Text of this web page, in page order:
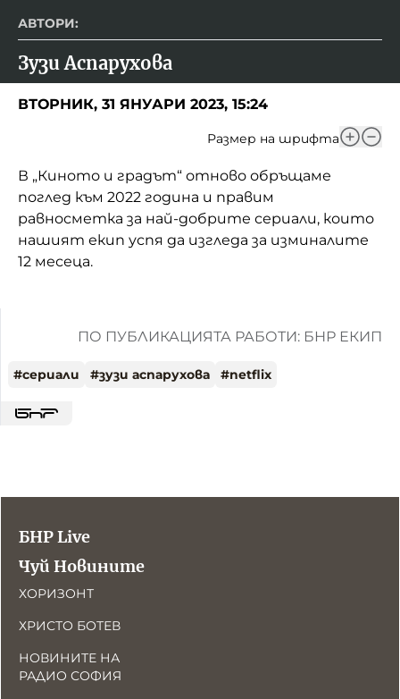
АВТОРИ:
Зузи Аспарухова
ВТОРНИК, 31 ЯНУАРИ 2023, 15:24
Размер на шрифта
В „Киното и градът“ отново обръщаме
поглед към 2022 година и правим
равносметка за най-добрите сериали, които
нашият екип успя да изгледа за изминалите
12 месеца.
ПО ПУБЛИКАЦИЯТА РАБОТИ: БНР ЕКИП
#сериали #зузи аспарухова #netflix
БНР Live
Чуй Новините
ХОРИЗОНТ
ХРИСТО БОТЕВ
НОВИНИТЕ НА
РАДИО СОФИЯ